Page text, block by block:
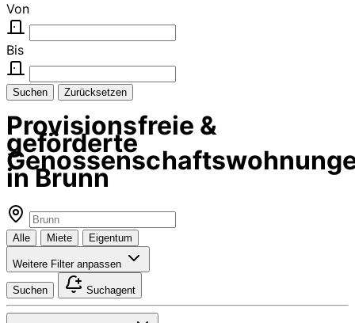
Von
Bis
Suchen Zurücksetzen
Provisionsfreie &
geförderte
in Brunn
Alle Miete Eigentum
Weitere Filter anpassen
Suchen Suchagent